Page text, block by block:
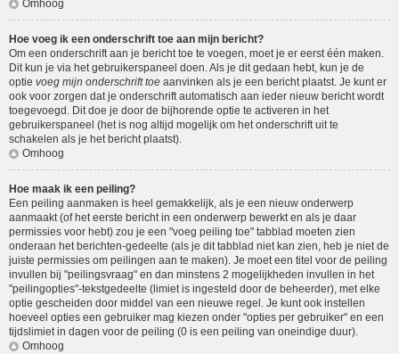
Omhoog
Hoe voeg ik een onderschrift toe aan mijn bericht?
Om een onderschrift aan je bericht toe te voegen, moet je er eerst één maken.
Dit kun je via het gebruikerspaneel doen. Als je dit gedaan hebt, kun je de
optie voeg mijn onderschrift toe aanvinken als je een bericht plaatst. Je kunt er
ook voor zorgen dat je onderschrift automatisch aan ieder nieuw bericht wordt
toegevoegd. Dit doe je door de bijhorende optie te activeren in het
gebruikerspaneel (het is nog altijd mogelijk om het onderschrift uit te
schakelen als je het bericht plaatst).
Omhoog
Hoe maak ik een peiling?
Een peiling aanmaken is heel gemakkelijk, als je een nieuw onderwerp
aanmaakt (of het eerste bericht in een onderwerp bewerkt en als je daar
permissies voor hebt) zou je een "voeg peiling toe" tabblad moeten zien
onderaan het berichten-gedeelte (als je dit tabblad niet kan zien, heb je niet de
juiste permissies om peilingen aan te maken). Je moet een titel voor de peiling
invullen bij "peilingsvraag" en dan minstens 2 mogelijkheden invullen in het
"peilingopties"-tekstgedeelte (limiet is ingesteld door de beheerder), met elke
optie gescheiden door middel van een nieuwe regel. Je kunt ook instellen
hoeveel opties een gebruiker mag kiezen onder "opties per gebruiker" en een
tijdslimiet in dagen voor de peiling (0 is een peiling van oneindige duur).
Omhoog